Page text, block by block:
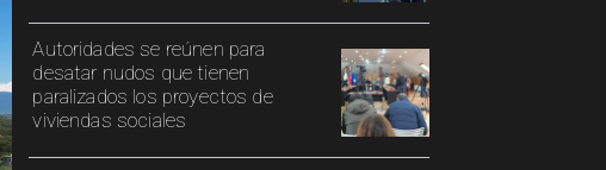
Autoridades se reúnen para
desatar nudos que tienen
paralizados los proyectos de
viviendas sociales